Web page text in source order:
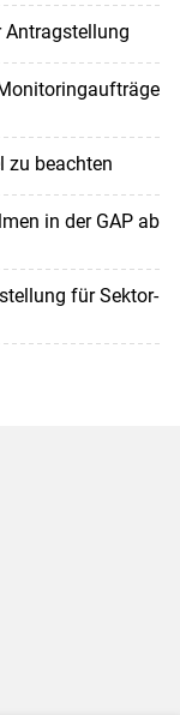
Antragstellung
zu beachten
in der GAP ab
für Sektor-